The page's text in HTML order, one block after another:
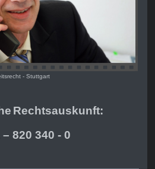
- Stuttgart
Rechtsauskunft:
820 340 - 0